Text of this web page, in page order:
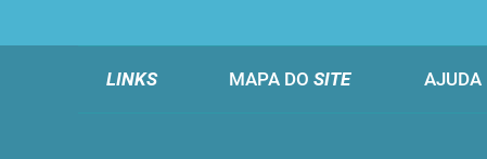
LINKS MAPA DO SITE AJUDA